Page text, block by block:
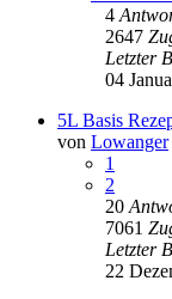
4
2647
Letzter
04
5L Basis
von Lowanger
1
2
20
7061
Letzter
22